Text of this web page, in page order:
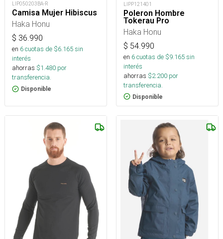
LIP050203BA-R
Camisa Mujer Hibiscus
Haka Honu
$ 36.990
en 6cuotas de $6.165sin
interés
ahorras $1.480 por
transferencia.
Disponible
LIPP121401
Poleron Hombre
Tokerau Pro
Haka Honu
$ 54.990
en 6cuotas de $9.165sin
interés
ahorras $2.200 por
transferencia.
Disponible